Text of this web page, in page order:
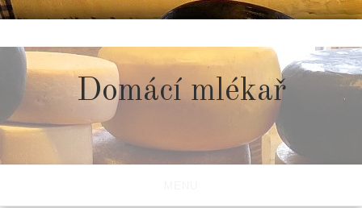
to
content
Domácí mlékař